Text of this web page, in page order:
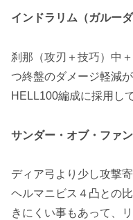
インドラリム（ガルーダ
刹那（攻刃＋技巧）中
つ終盤のダメージ軽減
HELL100編成に採用し
サンダー・オブ・ファ
ディア弓より少し攻撃
ヘルマニビス ４凸との
きにくい事もあって、